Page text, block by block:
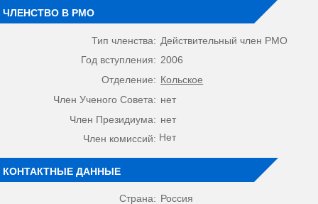
ЧЛЕНСТВО В РМО
Тип членства: Действительный член РМО
Год вступления: 2006
Отделение: Кольское
Член Ученого Совета: нет
Член Президиума: нет
Член комиссий: Нет
КОНТАКТНЫЕ ДАННЫЕ
Страна: Россия